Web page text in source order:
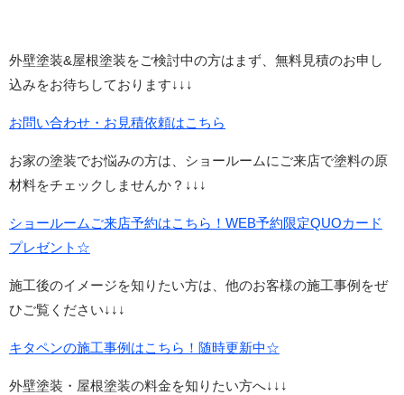
外壁塗装&屋根塗装をご検討中の方はまず、無料見積のお申し
込みをお待ちしております↓↓↓
お問い合わせ・お見積依頼はこちら
お家の塗装でお悩みの方は、ショールームにご来店で塗料の原
材料をチェックしませんか？↓↓↓
ショールームご来店予約はこちら！WEB予約限定QUOカード
プレゼント☆
施工後のイメージを知りたい方は、他のお客様の施工事例をぜ
ひご覧ください↓↓↓
キタペンの施工事例はこちら！随時更新中☆
外壁塗装・屋根塗装の料金を知りたい方へ↓↓↓